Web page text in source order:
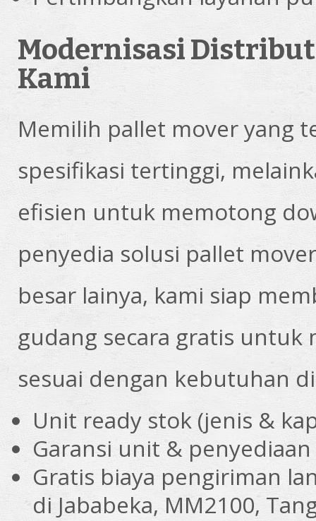
Modernisasi
Kami
Memilih pallet mover yang
spesifikasi tertinggi,
efisien untuk memotong
penyedia solusi pallet
besar lainya, kami siap
gudang secara gratis
sesuai dengan kebutuhan
Unit ready stok (jenis &
Garansi unit &
Gratis biaya pengiriman
di Jababeka, MM2100,